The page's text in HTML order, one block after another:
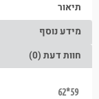
תיאור
מידע נוסף
חוות דעת (0)
59*62